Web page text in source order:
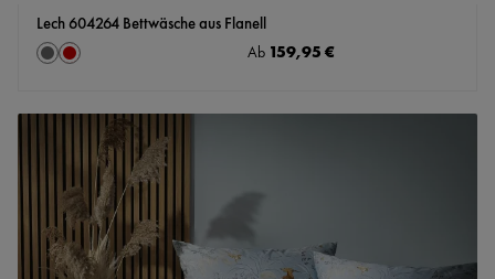
Lech 604264 Bettwäsche aus Flanell
Farbeauswählen
Granit
rot
Regulärer Preis:
Ab 159,95 €